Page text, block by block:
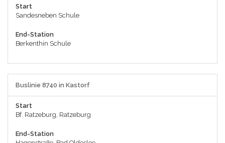
Start
Sandesneben Schule
End-Station
Berkenthin Schule
Buslinie 8740 in Kastorf
Start
Bf. Ratzeburg, Ratzeburg
End-Station